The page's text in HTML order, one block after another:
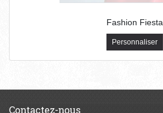
Fashion Fiesta
Personnaliser
Contactez-nous